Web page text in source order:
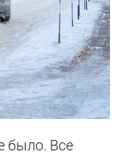
было. Все